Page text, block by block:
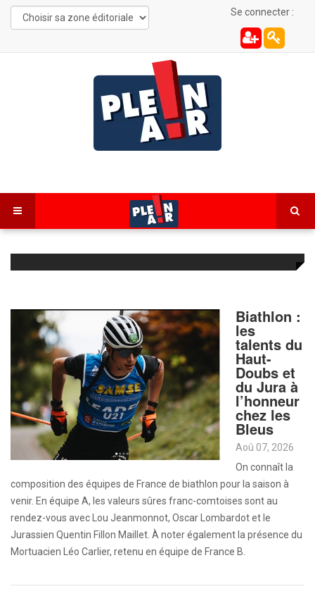
Se connecter :
Biathlon :
les
talents du
Haut-
Doubs et
du Jura à
l’honneur
chez les
Bleus
Aoû 07, 2026
On connaît la
composition des équipes de France de biathlon pour la saison à
venir. En équipe A, les valeurs sûres franc-comtoises sont au
rendez-vous avec Lou Jeanmonnot, Oscar Lombardot et le
Jurassien Quentin Fillon Maillet. À noter également la présence du
Mortuacien Léo Carlier, retenu en équipe de France B.